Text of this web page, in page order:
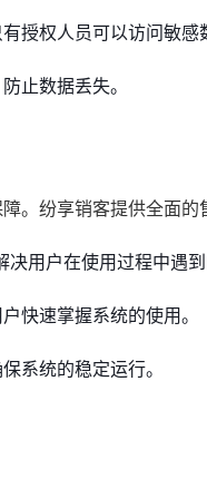
授权人员可以访问敏感
止数据丢失。
。纷享销客提供全面的
用户在使用过程中遇到
快速掌握系统的使用。
系统的稳定运行。